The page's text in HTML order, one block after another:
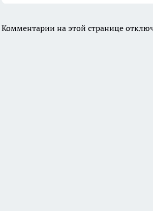
Комментарии на этой странице